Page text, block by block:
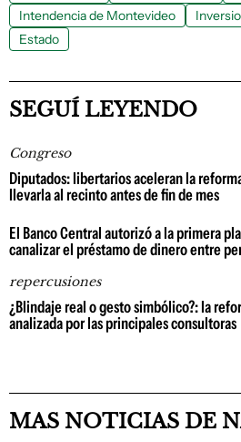
Intendencia de Montevideo
Estado
SEGUÍ LEYENDO
Congreso
Diputados: libertarios aceleran la
llevarla al recinto antes de fin de mes
El Banco Central autorizó a la primera
canalizar el préstamo de dinero entre
repercusiones
¿Blindaje real o gesto simbólico?: la
analizada por las principales consultoras
MAS NOTICIAS DE